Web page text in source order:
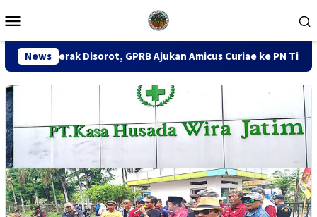
ke
Mobile
News
GPRB Ajukan Amicus Curiae ke PN Tipikor Surabaya